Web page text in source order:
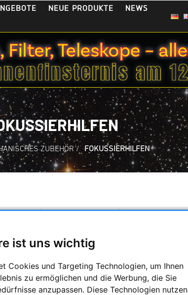
ist uns wichtig
Cookies und Targeting Technologien, um Ihnen
zu ermöglichen und die Werbung, die Sie
anzupassen. Diese Technologien nutzen
NEUE PRODUKTE
NEWS
ZUBEHÖR / FOKUSSIERHILFEN